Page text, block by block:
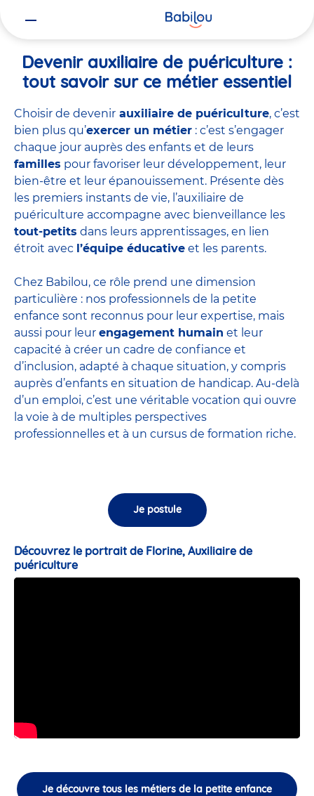
Devenir auxiliaire de puériculture :
tout savoir sur ce métier essentiel
Choisir de devenir auxiliaire de puériculture, c’est
bien plus qu’exercer un métier : c’est s’engager
chaque jour auprès des enfants et de leurs
familles pour favoriser leur développement, leur
bien-être et leur épanouissement. Présente dès
les premiers instants de vie, l’auxiliaire de
puériculture accompagne avec bienveillance les
tout-petits dans leurs apprentissages, en lien
étroit avec l’équipe éducative et les parents.
Chez Babilou, ce rôle prend une dimension
particulière : nos professionnels de la petite
enfance sont reconnus pour leur expertise, mais
aussi pour leur engagement humain et leur
capacité à créer un cadre de confiance et
d’inclusion, adapté à chaque situation, y compris
auprès d’enfants en situation de handicap. Au-delà
d’un emploi, c’est une véritable vocation qui ouvre
la voie à de multiples perspectives
professionnelles et à un cursus de formation riche.
Je postule
Découvrez le portrait de Florine, Auxiliaire de
puériculture
Je découvre tous les métiers de la petite enfance